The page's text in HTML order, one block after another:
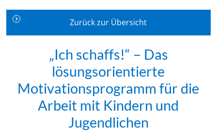
Zurück zur Übersicht
„Ich schaffs!“ – Das
lösungsorientierte
Motivationsprogramm für die
Arbeit mit Kindern und
Jugendlichen